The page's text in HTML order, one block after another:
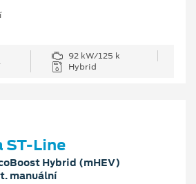
92 kW/125 k
Hybrid
ST-Line
Hybrid (mHEV)
manuální